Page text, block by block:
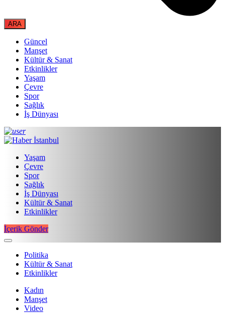
Güncel
Manşet
Kültür & Sanat
Etkinlikler
Yaşam
Çevre
Spor
Sağlık
İş Dünyası
Yaşam
Çevre
Spor
Sağlık
İş Dünyası
Kültür & Sanat
Etkinlikler
İçerik Gönder
Politika
Kültür & Sanat
Etkinlikler
Kadın
Manşet
Video